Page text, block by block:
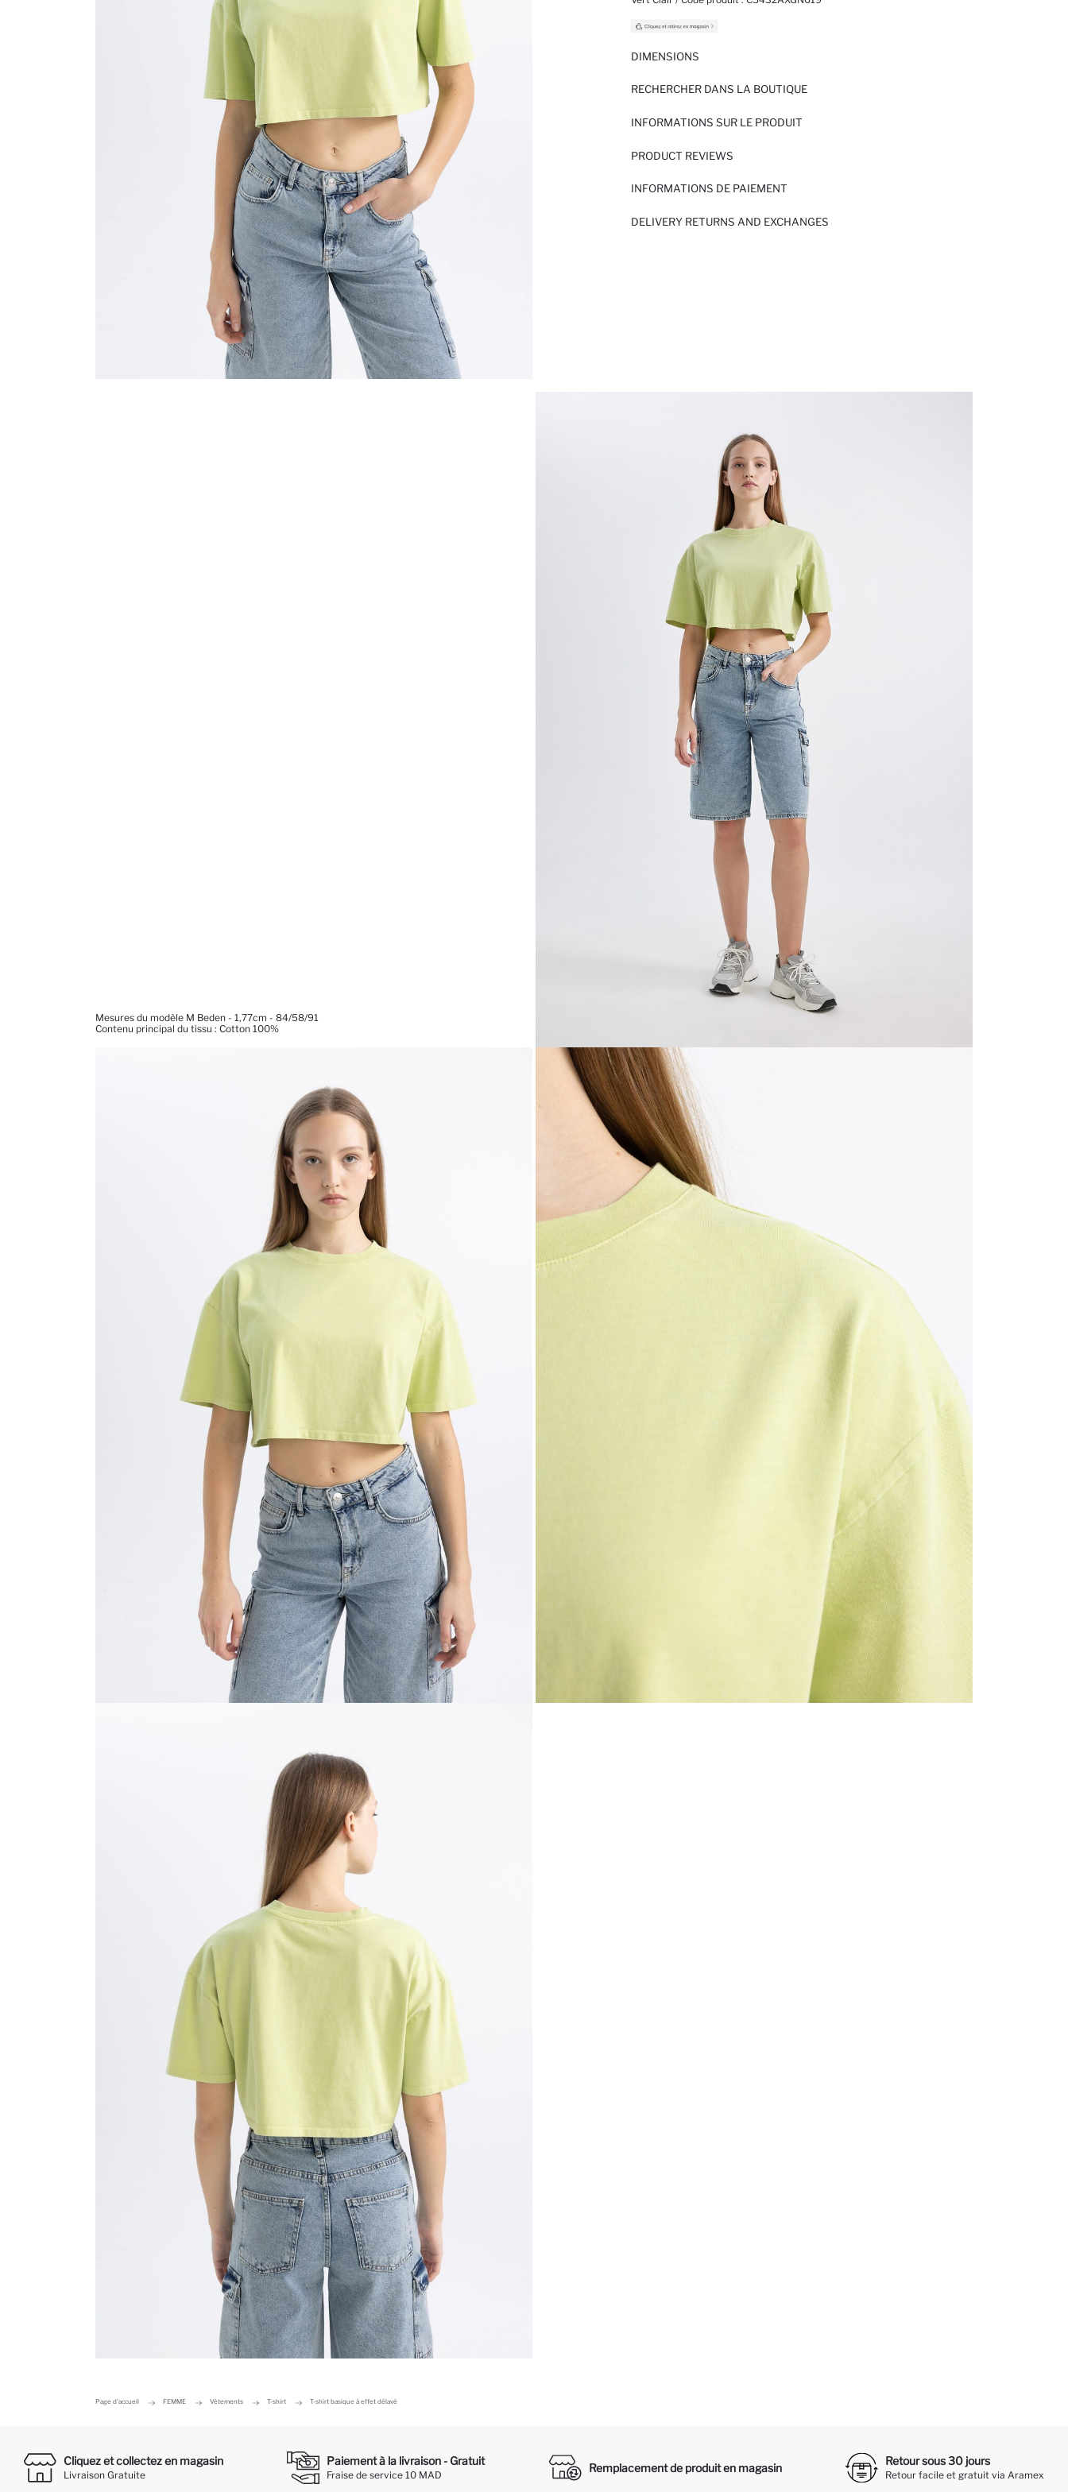
DIMENSIONS
RECHERCHER DANS LA BOUTIQUE
INFORMATIONS SUR LE PRODUIT
PRODUCT REVIEWS
INFORMATIONS DE PAIEMENT
DELIVERY RETURNS AND EXCHANGES
Mesures du modèle M Beden - 1,77cm - 84/58/91
Contenu principal du tissu : Cotton 100%
Page d'accueil FEMME Vêtements T-shirt T-shirt basique à effet délavé
Cliquez et collectez en magasin
Livraison Gratuite
Paiement à la livraison - Gratuit
Fraise de service 10 MAD
Remplacement de produit en magasin
Retour sous 30 jours
Retour facile et gratuit via Aramex